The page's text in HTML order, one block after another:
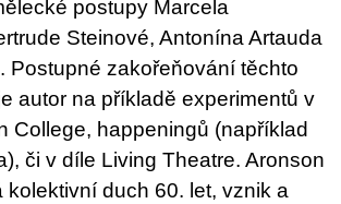
postupy Marcela
Steinové, Antonína Artauda
Postupné zakořeňování těchto
autor na příkladě experimentů v
College, happeningů (například
či v díle Living Theatre. Aronson
kolektivní duch 60. let, vznik a